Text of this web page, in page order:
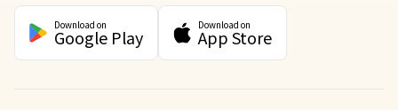
Download on
Google Play
Download on
App Store